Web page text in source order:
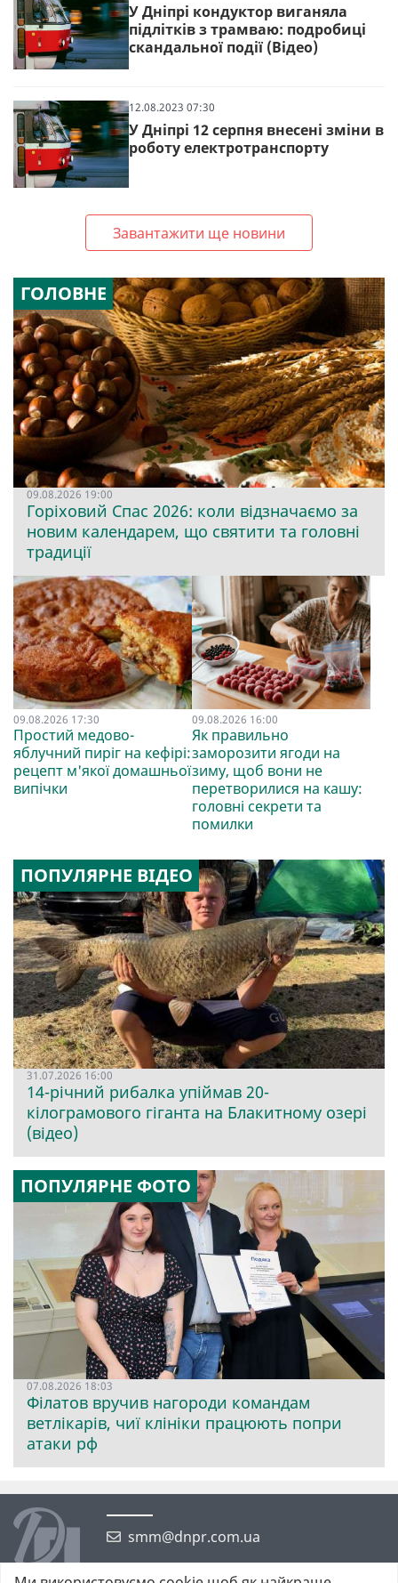
У Дніпрі кондуктор виганяла
підлітків з трамваю: подробиці
скандальної події (Відео)
12.08.2023 07:30
У Дніпрі 12 серпня внесені зміни в
роботу електротранспорту
Завантажити ще новини
ГОЛОВНЕ
09.08.2026 19:00
Горіховий Спас 2026: коли відзначаємо за
новим календарем, що святити та головні
традиції
09.08.2026 17:30
Простий медово-
яблучний пиріг на кефірі:
рецепт м'якої домашньої
випічки
09.08.2026 16:00
Як правильно
заморозити ягоди на
зиму, щоб вони не
перетворилися на кашу:
головні секрети та
помилки
ПОПУЛЯРНЕ ВІДЕО
31.07.2026 16:00
14-річний рибалка упіймав 20-
кілограмового гіганта на Блакитному озері
(відео)
ПОПУЛЯРНЕ ФОТО
07.08.2026 18:03
Філатов вручив нагороди командам
ветлікарів, чиї клініки працюють попри
атаки рф
smm@dnpr.com.ua